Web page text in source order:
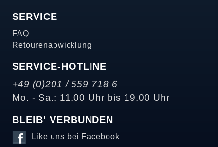
SERVICE
FAQ
Retourenabwicklung
SERVICE-HOTLINE
+49 (0)201 / 559 718 6
Mo. - Sa.: 11.00 Uhr bis 19.00 Uhr
BLEIB' VERBUNDEN
Like uns bei Facebook